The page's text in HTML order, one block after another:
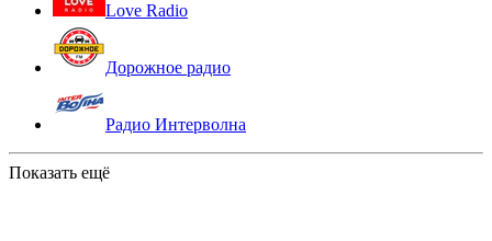
Love Radio
Дорожное радио
Радио Интерволна
Показать ещё